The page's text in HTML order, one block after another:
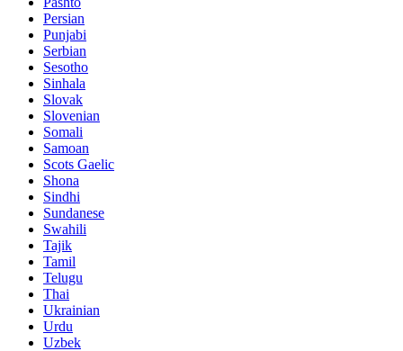
Persian
Punjabi
Serbian
Sesotho
Sinhala
Slovak
Slovenian
Somali
Samoan
Scots Gaelic
Shona
Sindhi
Sundanese
Swahili
Tajik
Tamil
Telugu
Thai
Ukrainian
Urdu
Uzbek